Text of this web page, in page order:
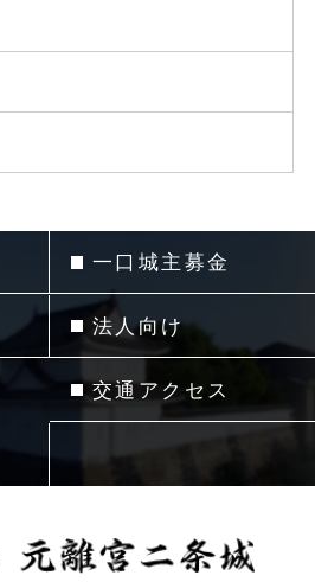
一口城主募金
法人向け
交通アクセス